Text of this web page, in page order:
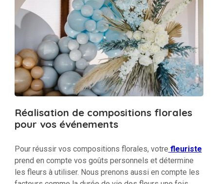
Réalisation de compositions florales
pour vos événements
Pour réussir vos compositions florales, votre fleuriste
prend en compte vos goûts personnels et détermine
les fleurs à utiliser. Nous prenons aussi en compte les